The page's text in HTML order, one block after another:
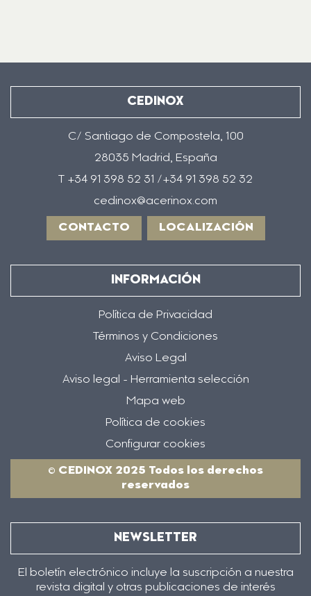
CEDINOX
C/ Santiago de Compostela, 100
28035 Madrid, España
T +34 91 398 52 31 /+34 91 398 52 32
cedinox@acerinox.com
CONTACTO LOCALIZACIÓN
INFORMACIÓN
Política de Privacidad
Términos y Condiciones
Aviso Legal
Aviso legal - Herramienta selección
Mapa web
Política de cookies
Configurar cookies
© CEDINOX 2025 Todos los derechos
reservados
NEWSLETTER
El boletín electrónico incluye la suscripción a nuestra
revista digital y otras publicaciones de interés